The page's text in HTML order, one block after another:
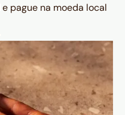
e pague na moeda local